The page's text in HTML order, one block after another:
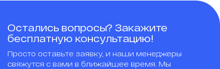
Остались вопросы? Закажите
бесплатную консультацию!
Просто оставьте заявку, и наши менеджеры
свяжутся с вами в ближайшее время. Мы